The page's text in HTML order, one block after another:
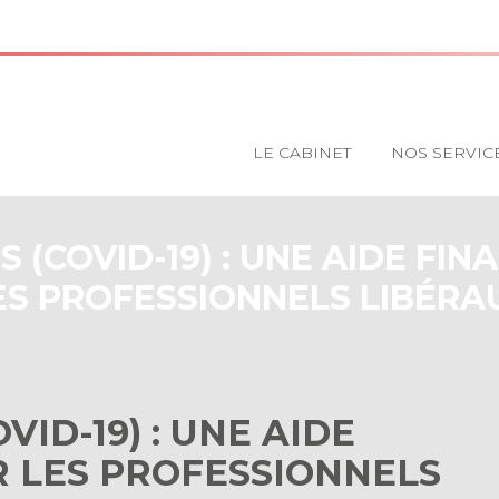
Principal
LE CABINET NOS
(COVID-19) : UNE AIDE
PROFESSIONNELS
19) : UNE AIDE
PROFESSIONNELS